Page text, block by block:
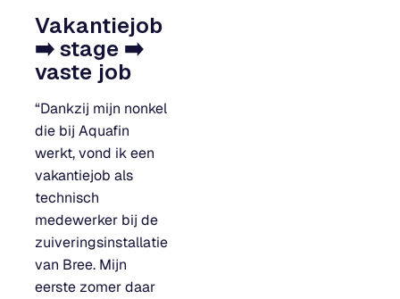
Vakantiejob
➡️ stage ➡️
vaste job
“Dankzij mijn nonkel
die bij Aquafin
werkt, vond ik een
vakantiejob als
technisch
medewerker bij de
zuiveringsinstallatie
van Bree. Mijn
eerste zomer daar